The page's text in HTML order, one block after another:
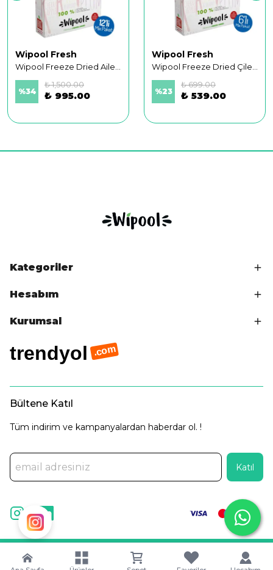
Wipool Fresh
%34
₺ 1,500.00
₺ 995.00
Wipool Fresh
%23
₺ 699.00
₺ 539.00
Kategoriler
Hesabım
Kurumsal
trendyol .com
Bültene Katıl
Tüm indirim ve kampanyalardan haberdar ol. !
Katıl
©2025 Tüm Hakları Saklıdır. | Captain Digital •
Dijital
Pazarlama Ajansı